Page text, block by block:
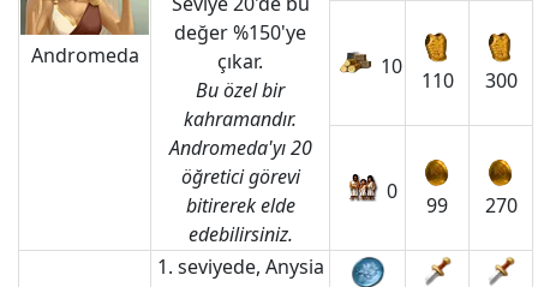
Andromeda
değer %150'ye
çıkar.
Bu özel bir
kahramandır.
Andromeda'yı 20
öğretici görevi
bitirerek elde
edebilirsiniz.
10
110 300
0
99 270
1. seviyede, Anysia